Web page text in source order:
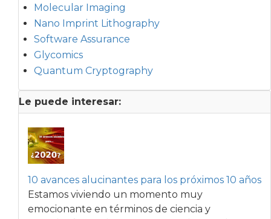
Molecular Imaging
Nano Imprint Lithography
Software Assurance
Glycomics
Quantum Cryptography
Le puede interesar:
10 avances alucinantes para los próximos 10 años
Estamos viviendo un momento muy
emocionante en términos de ciencia y